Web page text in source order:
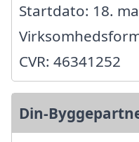
Startdato: 18.
CVR: 46341252
Din-